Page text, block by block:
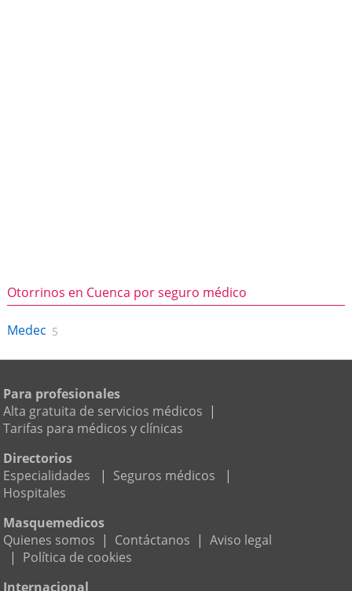
Otorrinos en Cuenca por seguro médico
Medec 5
Para profesionales
Alta gratuita de servicios médicos |
Tarifas para médicos y clínicas
Directorios
Especialidades
| Seguros médicos
|
Hospitales
Masquemedicos
Quienes somos | Contáctanos | Aviso legal
| Política de cookies
Internacional